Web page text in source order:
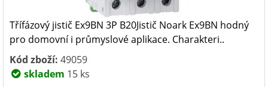
Třífázový jistič Ex9BN 3P B20Jistič Noark Ex9BN hodný
pro domovní i průmyslové aplikace. Charakteri..
Kód zboží: 49059
skladem 15 ks